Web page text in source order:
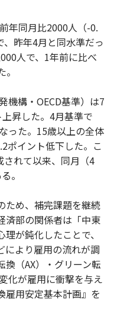
年同月比2000人（-0.
昨年4月と同水準だっ
人で、1年前に比べ
機構・OECD基準）は7
昇した。4月基準で
った。15歳以上の全体
ポイント低下した。こ
れて以来、同月（4
。
ため、補完課題を継続
済部の関係者は「中東
が鈍化したことで、
により雇用の流れが調
（AX）・グリーン転
化が雇用に衝撃を与え
雇用安定基本計画』を